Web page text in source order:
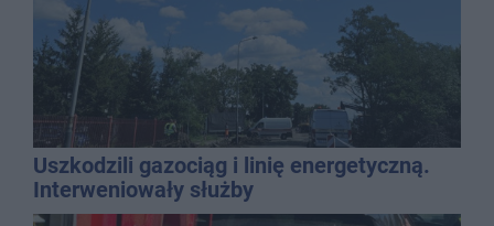
Uszkodzili gazociąg i linię energetyczną.
Interweniowały służby